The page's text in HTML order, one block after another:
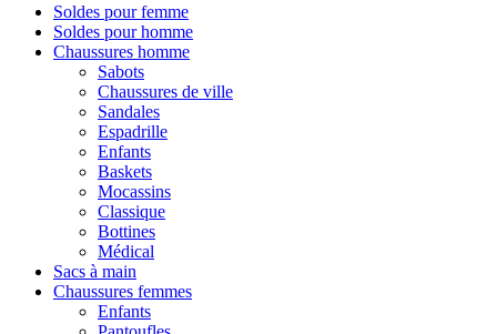
Soldes pour femme
Soldes pour homme
Chaussures homme
Sabots
Chaussures de ville
Sandales
Espadrille
Enfants
Baskets
Mocassins
Classique
Bottines
Médical
Sacs à main
Chaussures femmes
Enfants